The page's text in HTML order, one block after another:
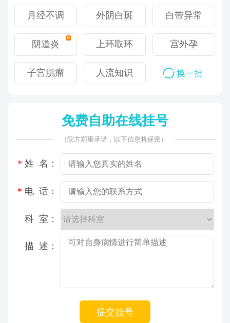
卵巢囊肿
附件炎
不孕原因
乳腺炎症
乳腺囊肿
乳腺结节
子宫性不孕
子宫性不孕
月经不调
阴道炎
子宫肌瘤
外阴白斑
上环取环
人流知识
白带异常
宫外孕
卵巢囊肿
附件炎
不孕原因
乳腺炎症
乳腺囊肿
乳腺结节
子宫性不孕
子宫性不孕
月经不调
阴道炎
子宫肌瘤
外阴白斑
上环取环
人流知识
白带异常
宫外孕
换一批
免费自助在线挂号
（院方郑重承诺，以下信息将保密）
*姓 名：
* 电 话：
科 室：
描 述：